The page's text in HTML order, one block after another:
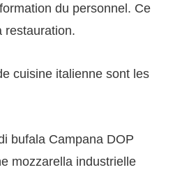
du personnel. Ce
restauration.
cuisine italienne sont les
bufala Campana DOP
mozzarella industrielle